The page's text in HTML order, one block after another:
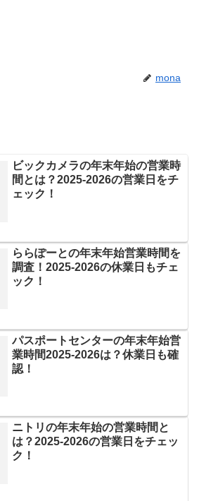
mona
ビックカメラの年末年始の営業時
間とは？2025‐2026の営業日をチ
ェック！
ららぽーとの年末年始営業時間を
調査！2025‐2026の休業日もチェ
ック！
パスポートセンターの年末年始営
業時間2025-2026は？休業日も確
認！
ニトリの年末年始の営業時間と
は？2025‐2026の営業日をチェッ
ク！